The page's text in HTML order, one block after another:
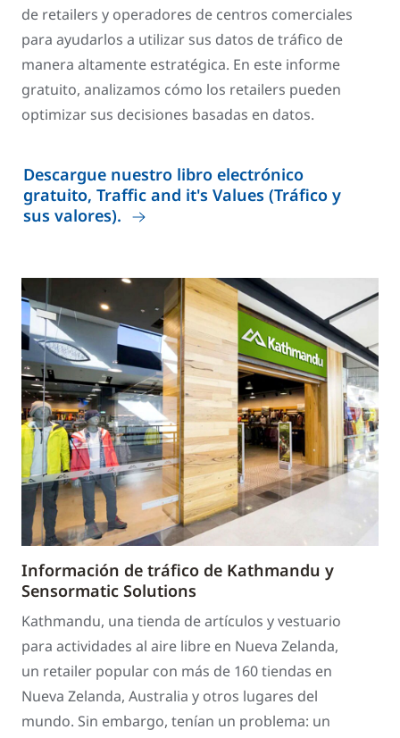
de retailers y operadores de centros comerciales
para ayudarlos a utilizar sus datos de tráfico de
manera altamente estratégica. En este informe
gratuito, analizamos cómo los retailers pueden
optimizar sus decisiones basadas en datos.
Descargue nuestro libro electrónico
gratuito, Traffic and it's Values (Tráfico y
sus valores).
Información de tráfico de Kathmandu y
Sensormatic Solutions
Kathmandu, una tienda de artículos y vestuario
para actividades al aire libre en Nueva Zelanda,
un retailer popular con más de 160 tiendas en
Nueva Zelanda, Australia y otros lugares del
mundo. Sin embargo, tenían un problema: un